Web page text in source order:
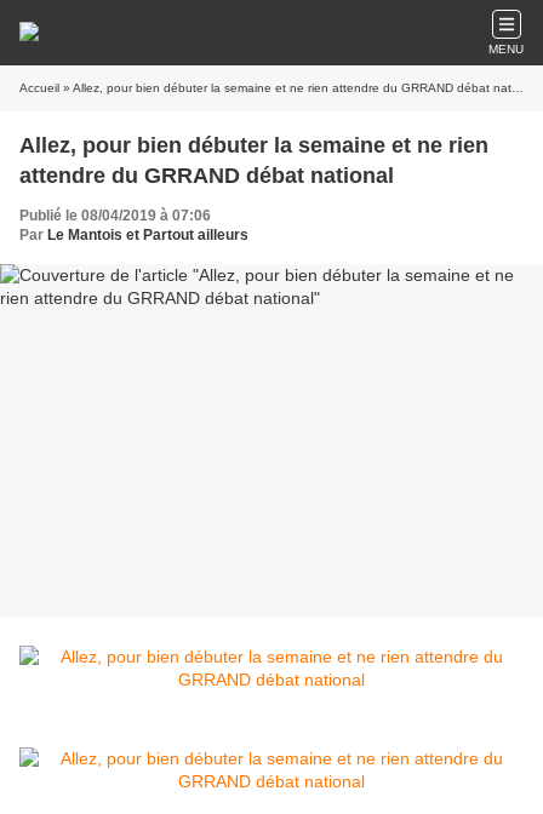
MENU
Accueil » Allez, pour bien débuter la semaine et ne rien attendre du GRRAND débat national
Allez, pour bien débuter la semaine et ne rien
attendre du GRRAND débat national
Publié le 08/04/2019 à 07:06
Par Le Mantois et Partout ailleurs